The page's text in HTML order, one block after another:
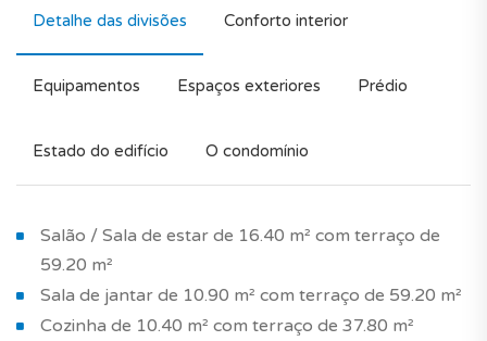
Detalhe das divisões Conforto interior
Equipamentos Espaços exteriores Prédio
Estado do edifício O condomínio
Salão / Sala de estar de 16.40 m² com terraço de
59.20 m²
Sala de jantar de 10.90 m² com terraço de 59.20 m²
Cozinha de 10.40 m² com terraço de 37.80 m²